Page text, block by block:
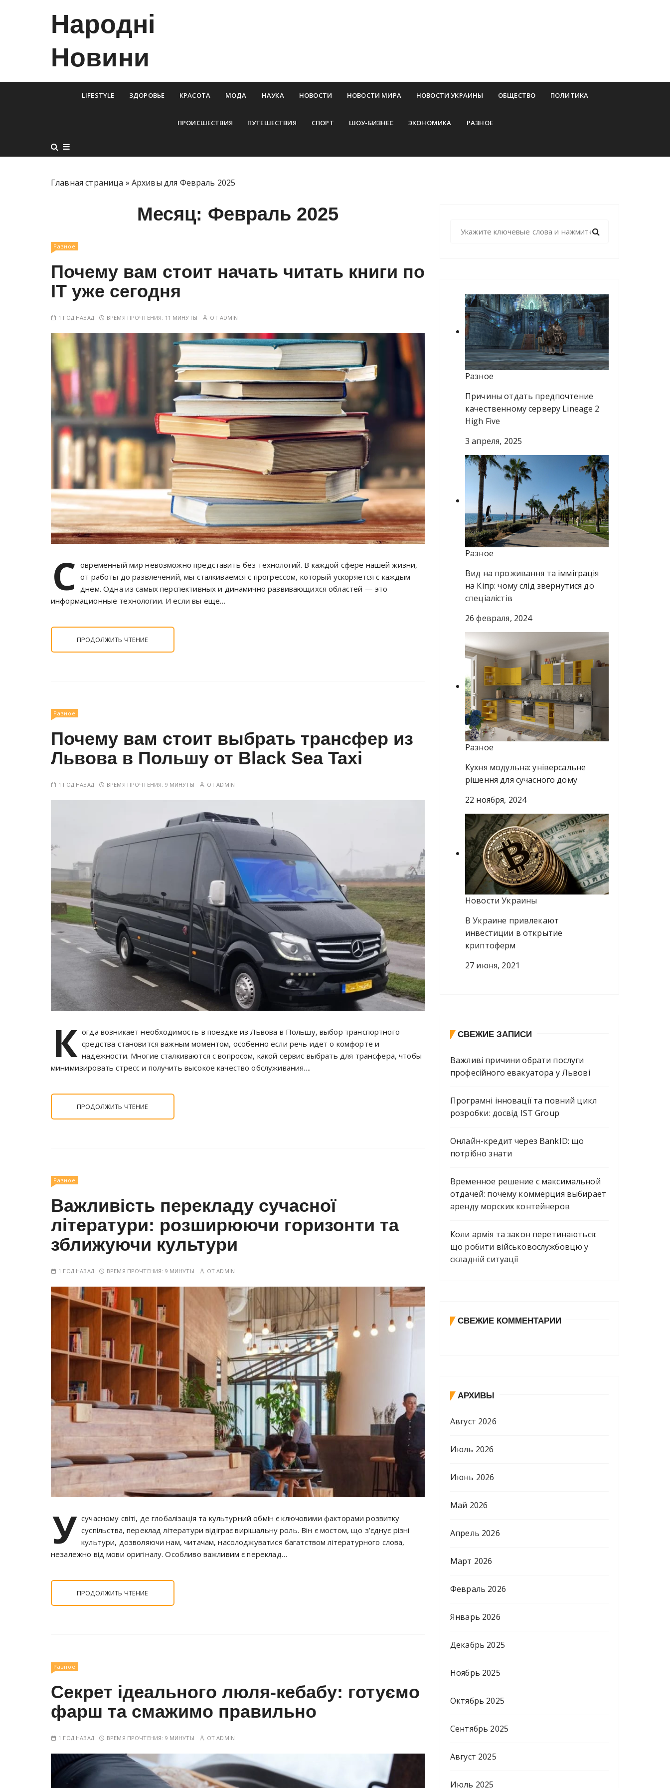
и
р
Народні
Новини
LIFESTYLE ЗДОРОВЬЕ КРАСОТА МОДА НАУКА НОВОСТИ НОВОСТИ МИРА НОВОСТИ УКРАИНЫ ОБЩЕСТВО ПОЛИТИКА
ПРОИСШЕСТВИЯ ПУТЕШЕСТВИЯ СПОРТ ШОУ-БИЗНЕС ЭКОНОМИКА РАЗНОЕ
Главная страница » Архивы для Февраль 2025
Месяц: Февраль 2025
Разное
Почему вам стоит начать читать книги по
IT уже сегодня
1 ГОД НАЗАД ВРЕМЯ ПРОЧТЕНИЯ: 11 МИНУТЫ ОТ ADMIN
С овременный мир невозможно представить без технологий. В каждой сфере нашей жизни,
от работы до развлечений, мы сталкиваемся с прогрессом, который ускоряется с каждым
днем. Одна из самых перспективных и динамично развивающихся областей — это
информационные технологии. И если вы еще…
ПРОДОЛЖИТЬ ЧТЕНИЕ
Разное
Почему вам стоит выбрать трансфер из
Львова в Польшу от Black Sea Taxi
1 ГОД НАЗАД ВРЕМЯ ПРОЧТЕНИЯ: 9 МИНУТЫ ОТADMIN
К огда возникает необходимость в поездке из Львова в Польшу, выбор транспортного
средства становится важным моментом, особенно если речь идет о комфорте и
надежности. Многие сталкиваются с вопросом, какой сервис выбрать для трансфера, чтобы
минимизировать стресс и получить высокое качество обслуживания….
ПРОДОЛЖИТЬ ЧТЕНИЕ
Разное
Важливість перекладу сучасної
літератури: розширюючи горизонти та
зближуючи культури
1 ГОД НАЗАД ВРЕМЯ ПРОЧТЕНИЯ: 9 МИНУТЫ ОТADMIN
У сучасному світі, де глобалізація та культурний обмін є ключовими факторами розвитку
суспільства, переклад літератури відіграє вирішальну роль. Він є мостом, що з’єднує різні
культури, дозволяючи нам, читачам, насолоджуватися багатством літературного слова,
незалежно від мови оригіналу. Особливо важливим є переклад…
ПРОДОЛЖИТЬ ЧТЕНИЕ
Разное
Секрет ідеального люля-кебабу: готуємо
фарш та смажимо правильно
1 ГОД НАЗАД ВРЕМЯ ПРОЧТЕНИЯ: 9 МИНУТЫ ОТADMIN
Разное
Причины отдать предпочтение
качественному серверу Lineage 2
High Five
3 апреля, 2025
Разное
Вид на проживання та імміграція
на Кіпр: чому слід звернутися до
спеціалістів
26 февраля, 2024
Разное
Кухня модульна: універсальне
рішення для сучасного дому
22 ноября, 2024
Новости Украины
В Украине привлекают
инвестиции в открытие
криптоферм
27 июня, 2021
СВЕЖИЕ ЗАПИСИ
Важливі причини обрати послуги
професійного евакуатора у Львові
Програмні інновації та повний цикл
розробки: досвід IST Group
Онлайн-кредит через BankID: що
потрібно знати
Временное решение с максимальной
отдачей: почему коммерция выбирает
аренду морских контейнеров
Коли армія та закон перетинаються:
що робити військовослужбовцю у
складній ситуації
СВЕЖИЕ КОММЕНТАРИИ
АРХИВЫ
Август 2026
Июль 2026
Июнь 2026
Май 2026
Апрель 2026
Март 2026
Февраль 2026
Январь 2026
Декабрь 2025
Ноябрь 2025
Октябрь 2025
Сентябрь 2025
Август 2025
Июль 2025